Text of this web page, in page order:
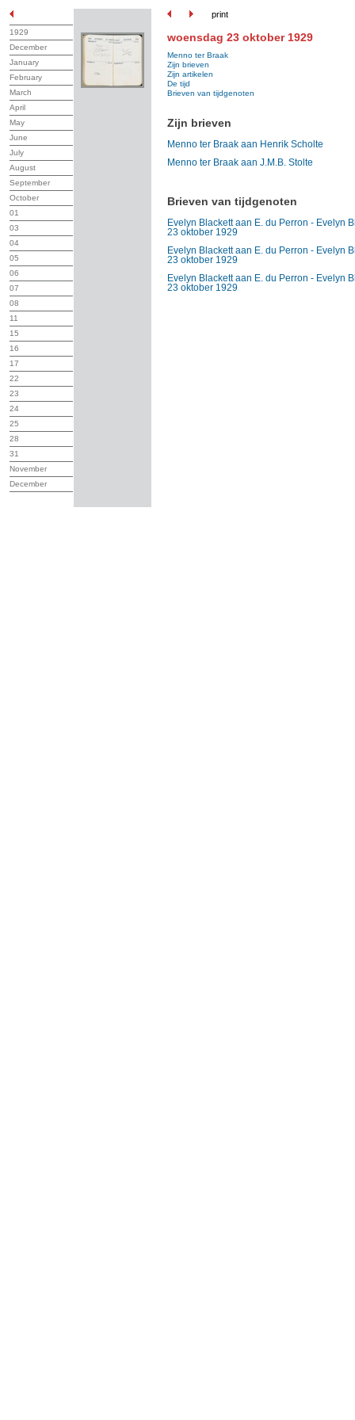
print
1929
December
January
February
March
April
May
June
July
August
September
October
01
03
04
05
06
07
08
11
15
16
17
22
23
24
25
28
31
November
December
woensdag 23 oktober 1929
Menno ter Braak
Zijn brieven
Zijn artikelen
De tijd
Brieven van tijdgenoten
Zijn brieven
Menno ter Braak aan Henrik Scholte
Menno ter Braak aan J.M.B. Stolte
Brieven van tijdgenoten
Evelyn Blackett aan E. du Perron - Evelyn
23 oktober 1929
Evelyn Blackett aan E. du Perron - Evelyn
23 oktober 1929
Evelyn Blackett aan E. du Perron - Evelyn
23 oktober 1929